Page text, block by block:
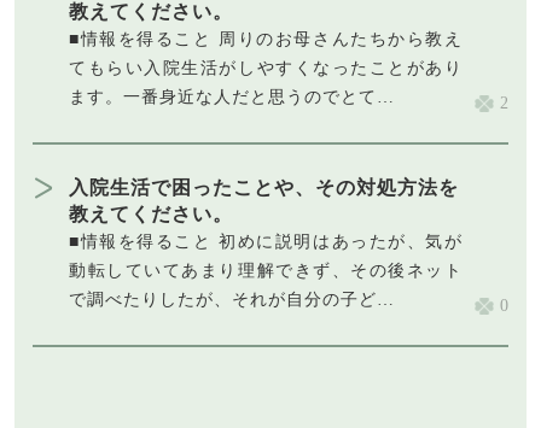
教えてください。
■情報を得ること 周りのお母さんたちから教え
てもらい入院生活がしやすくなったことがあり
ます。一番身近な人だと思うのでとて…
2
入院生活で困ったことや、その対処方法を
教えてください。
■情報を得ること 初めに説明はあったが、気が
動転していてあまり理解できず、その後ネット
で調べたりしたが、それが自分の子ど…
0